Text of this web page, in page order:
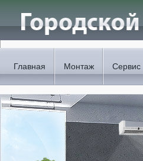
Главная Монтаж Сервис